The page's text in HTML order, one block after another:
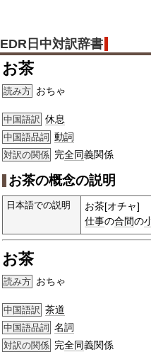
EDR日中対訳辞書
お茶
読み方 おちゃ
中国語訳 休息
中国語品詞 動詞
対訳の関係 完全同義関係
お茶の概念の説明
日本語での説明
お茶[オチャ]
仕事の合間の
お茶
読み方 おちゃ
中国語訳 茶道
中国語品詞 名詞
対訳の関係 完全同義関係